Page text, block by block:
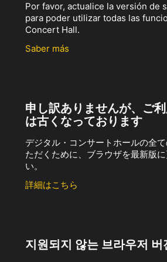
Por favor, actualice la versión de
para poder utilizar todas las
Concert Hall.
Saber más
申し訳ありませんが、ご
は古くなっております
デジタル・コンサートホールの全
ただくために、ブラウザを最新版
い。
詳細はこちら
지원되지 않는 브라우저 버